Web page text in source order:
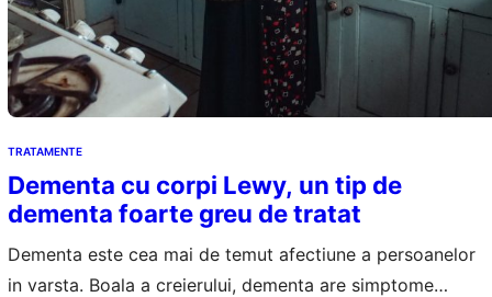
TRATAMENTE
Dementa cu corpi Lewy, un tip de
dementa foarte greu de tratat
Dementa este cea mai de temut afectiune a persoanelor
in varsta. Boala a creierului, dementa are simptome